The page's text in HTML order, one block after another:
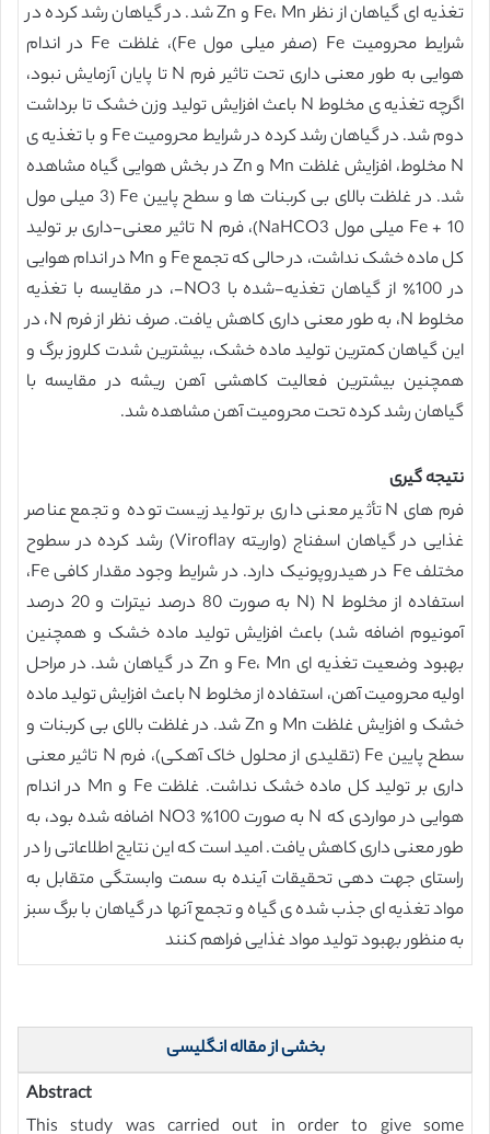
تغذیه ای گیاهان از نظر Fe، Mn و Zn شد. در گیاهان رشد کرده در
شرایط محرومیت Fe (صفر میلی مول Fe)، غلظت Fe در اندام
هوایی به طور معنی داری تحت تاثیر فرم N تا پایان آزمایش نبود،
اگرچه تغذیه ی مخلوط N باعث افزایش تولید وزن خشک تا برداشت
دوم شد. در گیاهان رشد کرده در شرایط محرومیت Fe و با تغذیه ی
N مخلوط، افزایش غلظت Mn و Zn در بخش هوایی گیاه مشاهده
شد. در غلظت بالای بی کربنات ها و سطح پایین Fe (3 میلی مول
Fe + 10 میلی مول NaHCO3)، فرم N تاثیر معنی-داری بر تولید
کل ماده خشک نداشت، در حالی که تجمع Fe و Mn در اندام هوایی
در 100٪ از گیاهان تغذیه-شده با NO3-، در مقایسه با تغذیه
مخلوط N، به طور معنی داری کاهش یافت. صرف نظر از فرم N، در
این گیاهان کمترین تولید ماده خشک، بیشترین شدت کلروز برگ و
همچنین بیشترین فعالیت کاهشی آهن ریشه در مقایسه با
گیاهان رشد کرده تحت محرومیت آهن مشاهده شد.
نتیجه گیری
فرم های N تأثیر معنی داری بر تولید زیست توده و تجمع عناصر
غذایی در گیاهان اسفناج (واریته Viroflay) رشد کرده در سطوح
مختلف Fe در هیدروپونیک دارد. در شرایط وجود مقدار کافی Fe،
استفاده از مخلوط N (N به صورت 80 درصد نیترات و 20 درصد
آمونیوم اضافه شد) باعث افزایش تولید ماده خشک و همچنین
بهبود وضعیت تغذیه ای Fe، Mn و Zn در گیاهان شد. در مراحل
اولیه محرومیت آهن، استفاده از مخلوط N باعث افزایش تولید ماده
خشک و افزایش غلظت Mn و Zn شد. در غلظت بالای بی کربنات و
سطح پایین Fe (تقلیدی از محلول خاک آهکی)، فرم N تاثیر معنی
داری بر تولید کل ماده خشک نداشت. غلظت Fe و Mn در اندام
هوایی در مواردی که N به صورت 100٪ NO3 اضافه شده بود، به
طور معنی داری کاهش یافت. امید است که این نتایج اطلاعاتی را در
راستای جهت دهی تحقیقات آینده به سمت وابستگی متقابل به
مواد تغذیه ای جذب شده ی گیاه و تجمع آنها در گیاهان با برگ سبز
به منظور بهبود تولید مواد غذایی فراهم کنند
بخشی از مقاله انگلیسی
Abstract
This study was carried out in order to give some